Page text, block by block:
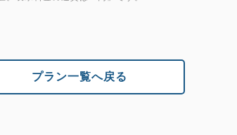
プラン一覧へ戻る